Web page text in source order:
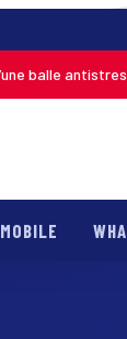
antistress